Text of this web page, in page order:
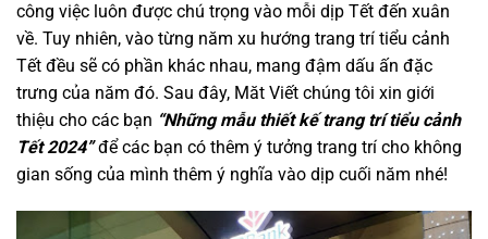
công việc luôn được chú trọng vào mỗi dịp Tết đến xuân
về. Tuy nhiên, vào từng năm xu hướng trang trí tiểu cảnh
Tết đều sẽ có phần khác nhau, mang đậm dấu ấn đặc
trưng của năm đó. Sau đây, Măt Viết chúng tôi xin giới
thiệu cho các bạn “Những mẫu thiết kế trang trí tiểu cảnh
Tết 2024”để các bạn có thêm ý tưởng trang trí cho không
gian sống của mình thêm ý nghĩa vào dịp cuối năm nhé!